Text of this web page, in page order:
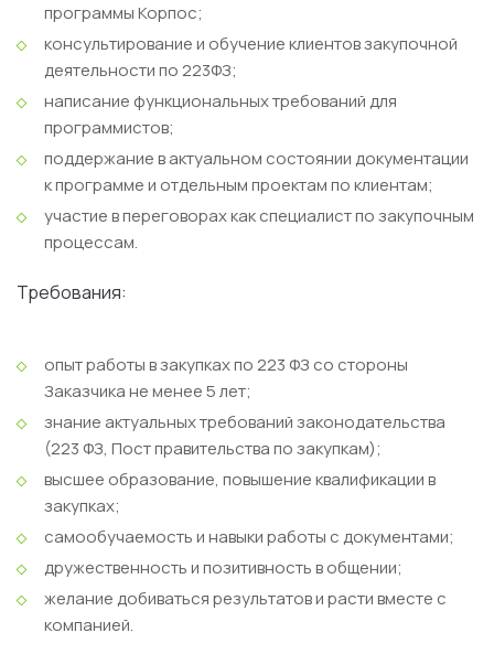
программы Корпос;
консультирование и обучение клиентов закупочной
деятельности по 223ФЗ;
написание функциональных требований для
программистов;
поддержание в актуальном состоянии документации
к программе и отдельным проектам по клиентам;
участие в переговорах как специалист по закупочным
процессам.
Требования:
опыт работы в закупках по 223 ФЗ со стороны
Заказчика не менее 5 лет;
знание актуальных требований законодательства
(223 ФЗ, Пост правительства по закупкам);
высшее образование, повышение квалификации в
закупках;
самообучаемость и навыки работы с документами;
дружественность и позитивность в общении;
желание добиваться результатов и расти вместе с
компанией.